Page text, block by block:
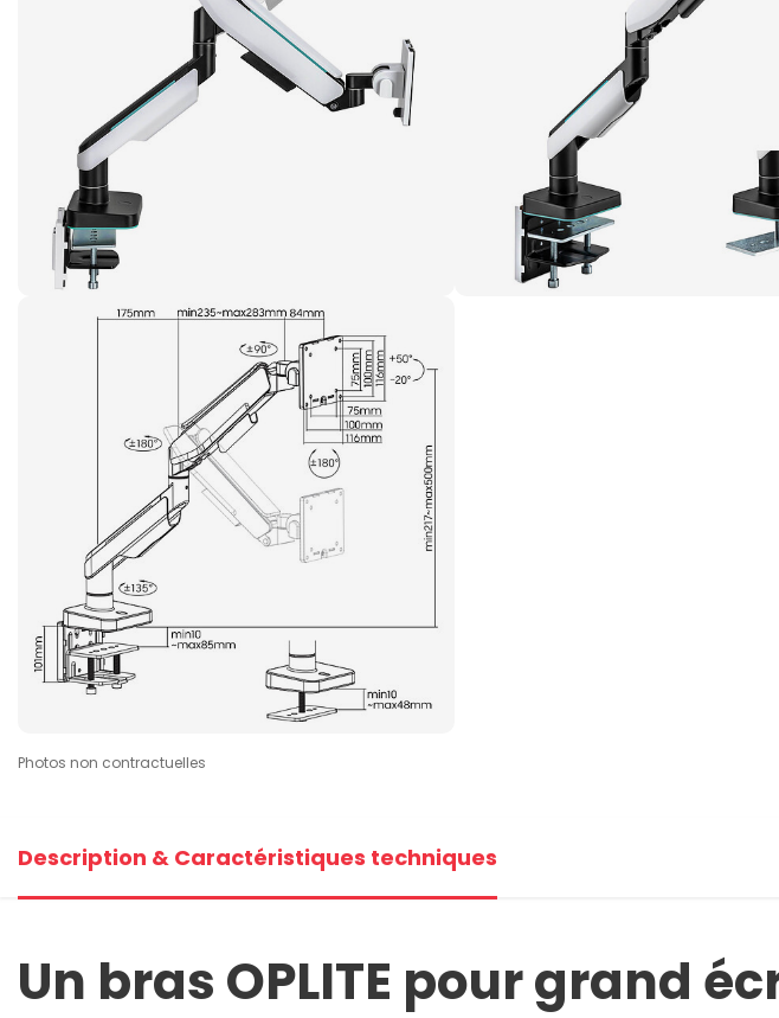
Photos non contractuelles
Description & Caractéristiques techniques
Un bras OPLITE pour grand